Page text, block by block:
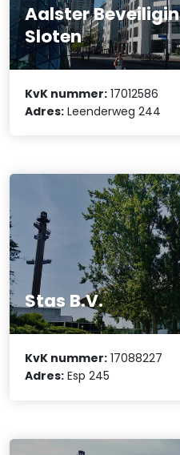
Aalster
Sloten
KvK nummer: 17012586
Adres: Leenderweg 244
Stas B.V.
KvK nummer: 17088227
Adres: Esp 245